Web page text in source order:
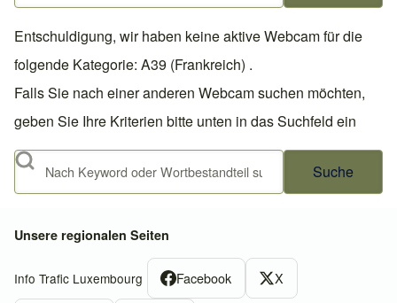
Entschuldigung, wir haben keine aktive Webcam für die
folgende Kategorie: A39 (Frankreich) .
Falls Sie nach einer anderen Webcam suchen möchten,
geben Sie Ihre Kriterien bitte unten in das Suchfeld ein
Suche
Unsere regionalen Seiten
Info Trafic Luxembourg Facebook X